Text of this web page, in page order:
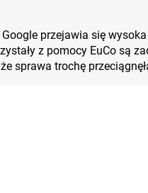
przejawia się
z pomocy EuCo są
sprawa trochę